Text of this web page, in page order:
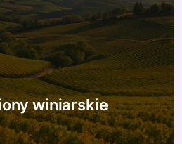
winiarskie